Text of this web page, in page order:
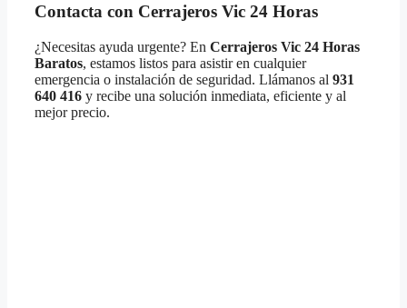
Contacta con Cerrajeros Vic 24 Horas
¿Necesitas ayuda urgente? En Cerrajeros Vic 24 Horas
Baratos, estamos listos para asistir en cualquier
emergencia o instalación de seguridad. Llámanos al 931
640 416 y recibe una solución inmediata, eficiente y al
mejor precio.